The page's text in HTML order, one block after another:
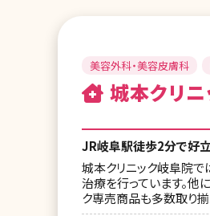
美容外科・美容皮膚科
城本クリ
JR岐阜駅徒歩2分で好立
城本クリニック岐阜院で
治療を行っています。他
ク専売商品も多数取り揃